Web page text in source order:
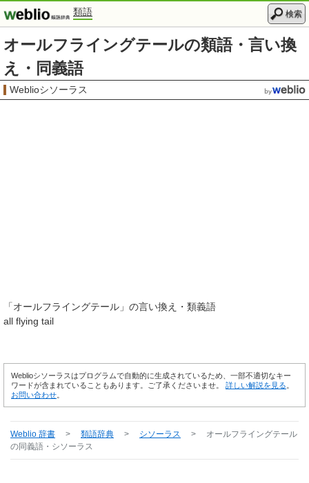
類語 検索
オールフライングテールの類語・言い換
え・同義語
Weblioシソーラス
「オールフライングテール 」の言い換え・類義語
all flying tail
Weblioシソーラスはプログラムで自動的に生成されているため、一部不適切なキー
ワードが含まれていることもあります。ご了承くださいませ。 詳しい解説を見る
お問い合わせ
Weblio 辞書 > 類語辞典 > シソーラス >
オールフライングテール
の同義語・シソーラス